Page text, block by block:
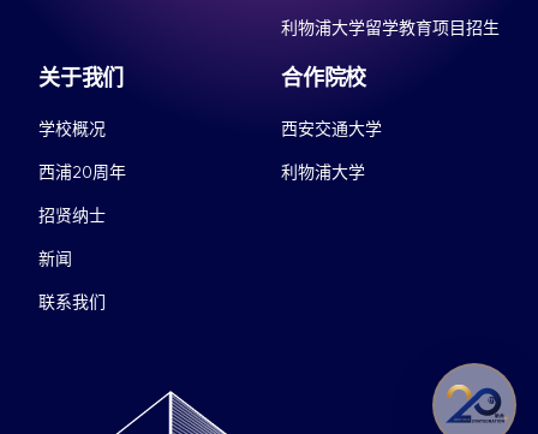
利物浦大学留学教育项目招生
关于我们
学校概况
西浦20周年
招贤纳士
新闻
联系我们
合作院校
西安交通大学
利物浦大学